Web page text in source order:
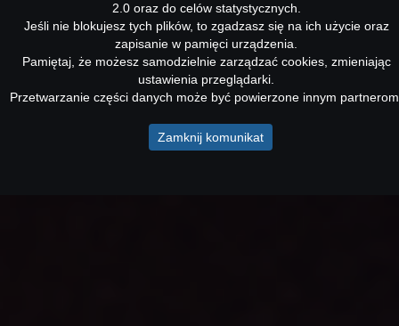
2.0 oraz do celów statystycznych.
Jeśli nie blokujesz tych plików, to zgadzasz się na ich użycie oraz
zapisanie w pamięci urządzenia.
Pamiętaj, że możesz samodzielnie zarządzać cookies, zmieniając
ustawienia przeglądarki.
Przetwarzanie części danych może być powierzone innym
Zamknij komunikat